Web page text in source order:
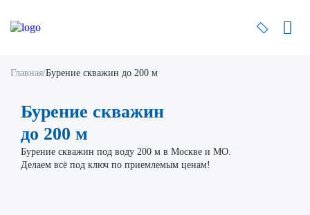
Главная/Бурение скважин до 200 м
Бурение скважин
до 200 м
Бурение скважин под воду 200 м в Москве и МО.
Делаем всё под ключ по приемлемым ценам!